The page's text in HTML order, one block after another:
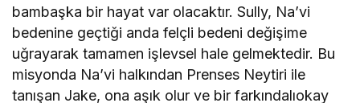
bambaşka bir hayat var olacaktır. Sully, Na’vi
bedenine geçtiği anda felçli bedeni değişime
uğrayarak tamamen işlevsel hale gelmektedir. Bu
misyonda Na’vi halkından Prenses Neytiri ile
tanışan Jake, ona aşık olur ve bir farkındalıokay